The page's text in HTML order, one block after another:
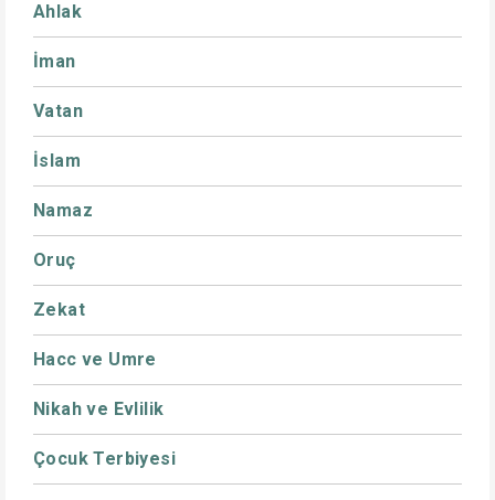
Ahlak
İman
Vatan
İslam
Namaz
Oruç
Zekat
Hacc ve Umre
Nikah ve Evlilik
Çocuk Terbiyesi